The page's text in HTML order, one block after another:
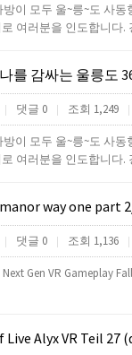
이 모두 울~릉~도 사
여러분을 인도합니다.
를 감싸는 울릉도
| 댓글 0 | 조회 1,249 |
이 모두 울~릉~도 사
여러분을 인도합니다.
way one part
| 댓글 0 | 조회 1,136 |
Gen VR Gameplay
Alyx VR Teil 27